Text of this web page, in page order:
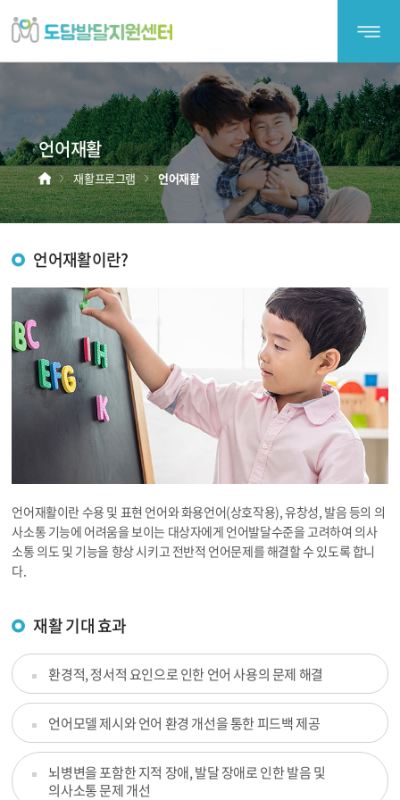
도
담
원
센
터
';
언어재활
홈 재활프로그램 언어재활
언어재활이란?
언어재활이란 수용 및 표현 언어와 화용언어(상호작용), 유창성, 발음 등의 의
사소통 기능에 어려움을 보이는 대상자에게 언어발달수준을 고려하여 의사
소통 의도 및 기능을 향상 시키고 전반적 언어문제를 해결할 수 있도록 합니
다.
재활 기대 효과
환경적, 정서적 요인으로 인한 언어 사용의 문제 해결
언어모델 제시와 언어 환경 개선을 통한 피드백 제공
뇌병변을 포함한 지적 장애, 발달 장애로 인한 발음 및
의사소통 문제 개선